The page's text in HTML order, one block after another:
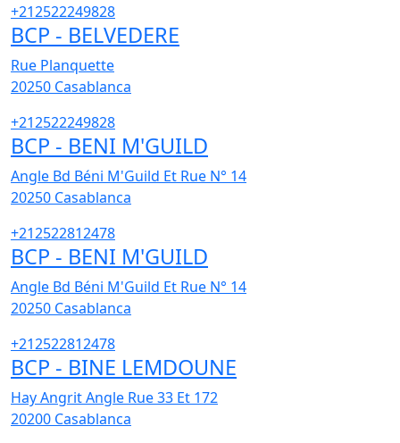
+212522249828
BCP - BELVEDERE
Rue Planquette
20250 Casablanca
+212522249828
BCP - BENI M'GUILD
Angle Bd Béni M'Guild Et Rue N° 14
20250 Casablanca
+212522812478
BCP - BENI M'GUILD
Angle Bd Béni M'Guild Et Rue N° 14
20250 Casablanca
+212522812478
BCP - BINE LEMDOUNE
Hay Angrit Angle Rue 33 Et 172
20200 Casablanca